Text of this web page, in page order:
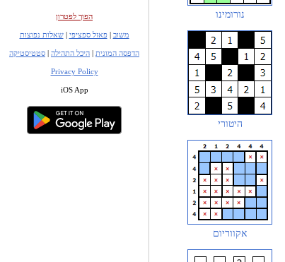
הפוך לפטרון
משוב |פאזל ספציפי |שאלות נפוצות
הדפסה המונית | היכל התהילה | סטטיסטיקה
Privacy Policy
iOS App
נורומינו
היטורי
אקווריום